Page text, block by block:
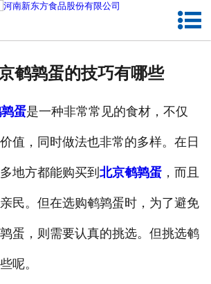
加入新东方
联系我们
鹌鹑蛋的技巧有哪些
蛋是一种非常常见的食材，不仅
值，同时做法也非常的多样。在日
地方都能购买到 北京鹌鹑蛋，而且
民。但在选购鹌鹑蛋时，为了避免
蛋，则需要认真的挑选。但挑选鹌
呢。